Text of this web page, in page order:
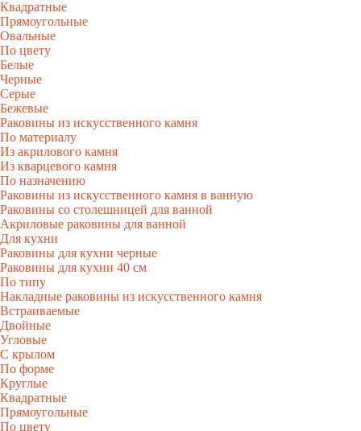
Квадратные
Прямоугольные
Овальные
По цвету
Белые
Черные
Серые
Бежевые
Раковины из искусственного камня
По материалу
Из акрилового камня
Из кварцевого камня
По назначению
Раковины из искусственного камня в ванную
Раковины со столешницей для ванной
Акриловые раковины для ванной
Для кухни
Раковины для кухни черные
Раковины для кухни 40 см
По типу
Накладные раковины из искусственного камня
Встраиваемые
Двойные
Угловые
С крылом
По форме
Круглые
Квадратные
Прямоугольные
По цвету